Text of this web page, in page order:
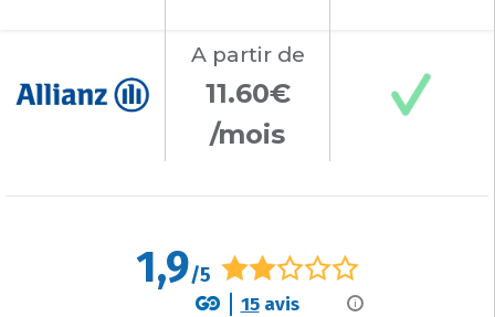
A partir de
11.60€
/mois
i
1,9/5
15avis